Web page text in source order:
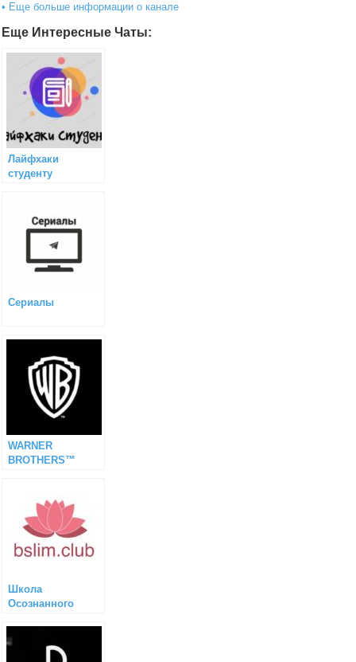
• Еще больше информации о канале
Еще Интересные Чаты:
Лайфхаки
студенту
Сериалы
WARNER
BROTHERS™
Школа
Осознанного